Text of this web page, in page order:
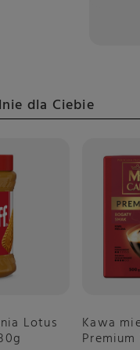
dla Ciebie
Lotus Kawa